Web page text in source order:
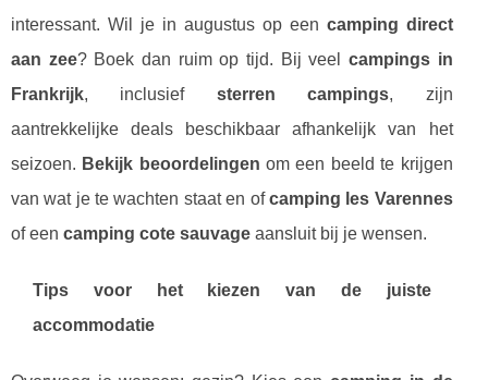
interessant. Wil je in augustus op een camping direct
aan zee? Boek dan ruim op tijd. Bij veel campings in
Frankrijk, inclusief sterren campings, zijn
aantrekkelijke deals beschikbaar afhankelijk van het
seizoen. Bekijk beoordelingen om een beeld te krijgen
van wat je te wachten staat en ofcamping les Varennes
of een camping cote sauvage aansluit bij je wensen.
Tips voor het kiezen van de juiste
accommodatie